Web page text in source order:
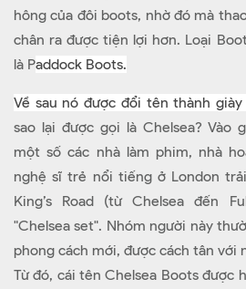
hông của đôi boots, nhờ đó mà
chân ra được tiện lợi hơn. Loại
là Paddock Boots.
Về sau nó được đổi tên thành giày
sao lại được gọi là Chelsea? Vào
một số các nhà làm phim, nhà
nghệ sĩ trẻ nổi tiếng ở London
King’s Road (từ Chelsea đến
"Chelsea set". Nhóm người này
phong cách mới, được cách tân với
Từ đó, cái tên Chelsea Boots được